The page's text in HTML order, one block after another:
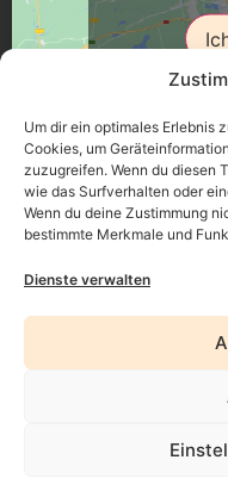
Um dir ein optimales Erlebnis
Cookies, um
zuzugreifen. Wenn du diesen
wie das Surfverhalten oder
Wenn du deine Zustimmung
bestimmte Merkmale und
Dienste verwalten
Üsenberger